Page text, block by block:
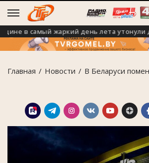
в самый жаркий день лета утонули
Главная Новости В Беларуси